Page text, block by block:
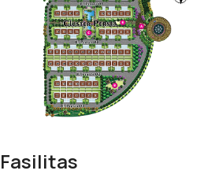
Fasilitas